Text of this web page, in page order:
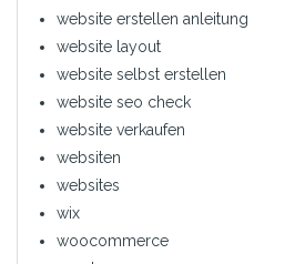
website erstellen anleitung
website layout
website selbst erstellen
website seo check
website verkaufen
websiten
websites
wix
woocommerce